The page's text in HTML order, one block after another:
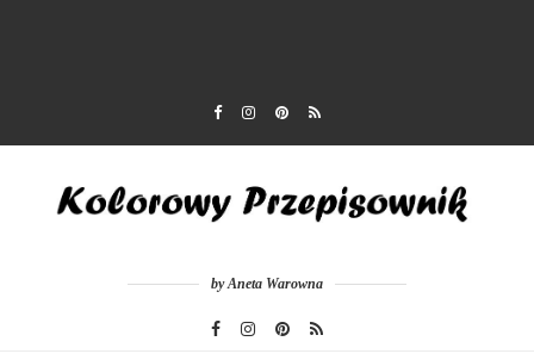
by Aneta Warowna